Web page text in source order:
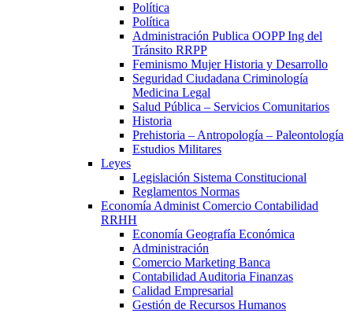
Política
Política
Administración Publica OOPP Ing del
Tránsito RRPP
Feminismo Mujer Historia y Desarrollo
Seguridad Ciudadana Criminología
Medicina Legal
Salud Pública – Servicios Comunitarios
Historia
Prehistoria – Antropología – Paleontología
Estudios Militares
Leyes
Legislación Sistema Constitucional
Reglamentos Normas
Economía Administ Comercio Contabilidad
RRHH
Economía Geografía Económica
Administración
Comercio Marketing Banca
Contabilidad Auditoria Finanzas
Calidad Empresarial
Gestión de Recursos Humanos